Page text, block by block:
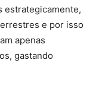
estrategicamente,
e por isso
apenas
gastando